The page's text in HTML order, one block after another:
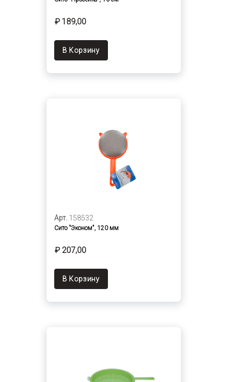
₽ 189,00
В Корзину
Арт. 158532
Сито "Эконом", 120 мм
₽ 207,00
В Корзину